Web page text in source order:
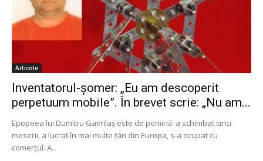
Articole
Inventatorul-şomer: „Eu am descoperit
perpetuum mobile”. În brevet scrie: „Nu am...
Epopeea lui Dumitru Gavrilaş este de pomină: a schimbat cinci
meserii, a lucrat în mai multe ţări din Europa, s-a ocupat cu
comerţul. A...